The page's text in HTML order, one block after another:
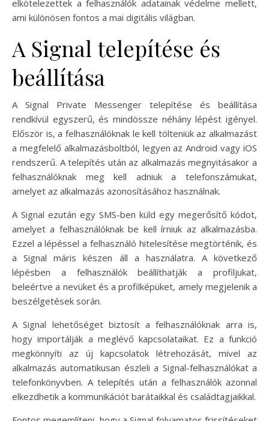
elkötelezettek a felhasználók adatainak védelme mellett,
ami különösen fontos a mai digitális világban.
A Signal telepítése és
beállítása
A Signal Private Messenger telepítése és beállítása
rendkívül egyszerű, és mindössze néhány lépést igényel.
Először is, a felhasználóknak le kell tölteniük az alkalmazást
a megfelelő alkalmazásboltból, legyen az Android vagy iOS
rendszerű. A telepítés után az alkalmazás megnyitásakor a
felhasználóknak meg kell adniuk a telefonszámukat,
amelyet az alkalmazás azonosításához használnak.
A Signal ezután egy SMS-ben küld egy megerősítő kódot,
amelyet a felhasználóknak be kell írniuk az alkalmazásba.
Ezzel a lépéssel a felhasználó hitelesítése megtörténik, és
a Signal máris készen áll a használatra. A következő
lépésben a felhasználók beállíthatják a profiljukat,
beleértve a nevüket és a profilképüket, amely megjelenik a
beszélgetések során.
A Signal lehetőséget biztosít a felhasználóknak arra is,
hogy importálják a meglévő kapcsolataikat. Ez a funkció
megkönnyíti az új kapcsolatok létrehozását, mivel az
alkalmazás automatikusan észleli a Signal-felhasználókat a
telefonkönyvben. A telepítés után a felhasználók azonnal
elkezdhetik a kommunikációt barátaikkal és családtagjaikkal.